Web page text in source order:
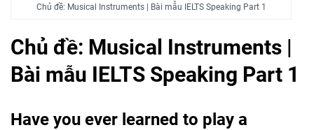
Chủ đề: Musical Instruments | Bài mẫu IELTS Speaking Part 1
Chủ đề: Musical Instruments |
Bài mẫu IELTS Speaking Part 1
Have you ever learned to play a